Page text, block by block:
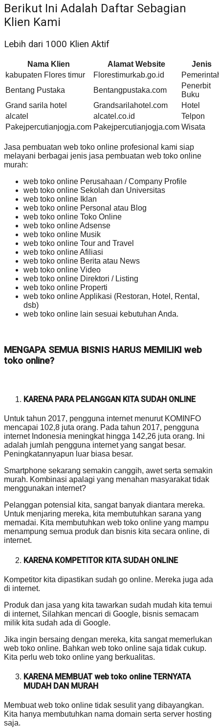
Berikut Ini Adalah Daftar Sebagian
Klien Kami
Lebih dari 1000 Klien Aktif
Nama Klien Alamat Website
Jenis
kabupaten Flores timur
Florestimurkab.go.id
Bentang Pustaka
Bentangpustaka.com
Penerbit
Buku
Grand sarila hotel
Grandsarilahotel.com
Hotel
alcatel
alcatel.co.id
Telpon
Pakejpercutianjogja.com Pakejpercutianjogja.com Wisata
Jasa pembuatan web toko online profesional kami siap
melayani berbagai jenis jasa pembuatan web toko online
murah:
web toko online Perusahaan / Company Profile
web toko online Sekolah dan Universitas
web toko online Iklan
web toko online Personal atau Blog
web toko online Toko Online
web toko online Adsense
web toko online Musik
web toko online Tour and Travel
web toko online Afiliasi
web toko online Berita atau News
web toko online Video
web toko online Direktori / Listing
web toko online Properti
web toko online Applikasi (Restoran, Hotel, Rental,
dsb)
web toko online lain sesuai kebutuhan Anda.
MENGAPA SEMUA BISNIS HARUS MEMILIKI web
toko online?
KARENA PARA PELANGGAN KITA SUDAH ONLINE
Untuk tahun 2017, pengguna internet menurut KOMINFO
mencapai 102,8 juta orang. Pada tahun 2017, pengguna
internet Indonesia meningkat hingga 142,26 juta orang. Ini
adalah jumlah pengguna internet yang sangat besar.
Peningkatannyapun luar biasa besar.
Smartphone sekarang semakin canggih, awet serta semakin
murah. Kombinasi apalagi yang menahan masyarakat tidak
menggunakan internet?
Pelanggan potensial kita, sangat banyak diantara mereka.
Untuk menjaring mereka, kita membutuhkan sarana yang
memadai. Kita membutuhkan web toko online yang mampu
menampung semua produk dan bisnis kita secara online, di
internet.
KARENA KOMPETITOR KITA SUDAH ONLINE
Kompetitor kita dipastikan sudah go online. Mereka juga ada
di internet.
Produk dan jasa yang kita tawarkan sudah mudah kita temui
di internet, Silahkan mencari di Google, bisnis semacam
milik kita sudah ada di Google.
Jika ingin bersaing dengan mereka, kita sangat memerlukan
web toko online. Bahkan web toko online saja tidak cukup.
Kita perlu web toko online yang berkualitas.
KARENA MEMBUAT web toko online TERNYATA
MUDAH DAN MURAH
Membuat web toko online tidak sesulit yang dibayangkan.
Kita hanya membutuhkan nama domain serta server hosting
saja.